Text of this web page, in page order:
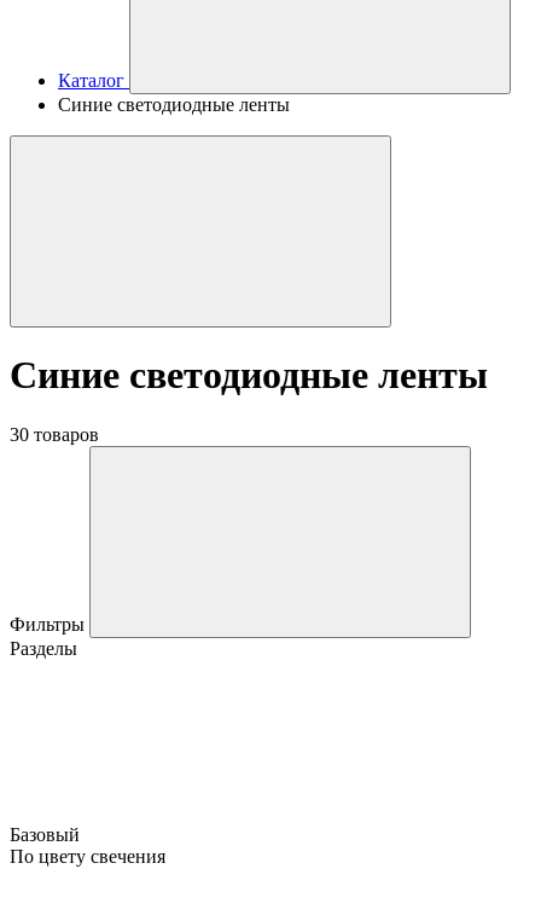
Каталог
Синие светодиодные ленты
Синие светодиодные ленты
30 товаров
Фильтры
Разделы
Базовый
По цвету свечения